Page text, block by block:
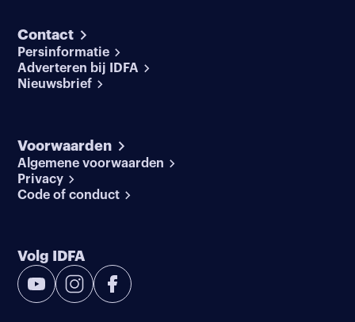
Contact
Persinformatie
Adverteren bij IDFA
Nieuwsbrief
Voorwaarden
Algemene voorwaarden
Privacy
Code of conduct
Volg IDFA